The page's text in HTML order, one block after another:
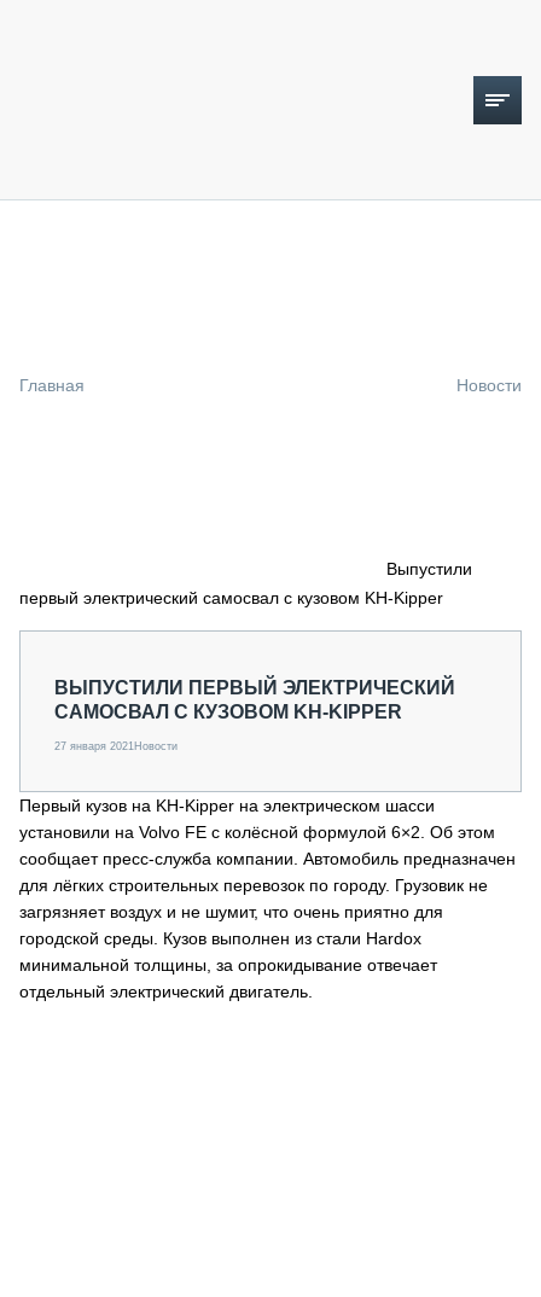
СПЕЦПРОЕКТЫ
О ПРОЕКТЕ
Главная Новости
Выпустили
первый электрический самосвал с кузовом KH-Kipper
ВЫПУСТИЛИ ПЕРВЫЙ ЭЛЕКТРИЧЕСКИЙ
САМОСВАЛ С КУЗОВОМ KH-KIPPER
27 января 2021Новости
Первый кузов на KH-Kipper на электрическом шасси
установили на Volvo FE с колёсной формулой 6×2. Об этом
сообщает пресс-служба компании. Автомобиль предназначен
для лёгких строительных перевозок по городу. Грузовик не
загрязняет воздух и не шумит, что очень приятно для
городской среды. Кузов выполнен из стали Hardox
минимальной толщины, за опрокидывание отвечает
отдельный электрический двигатель.